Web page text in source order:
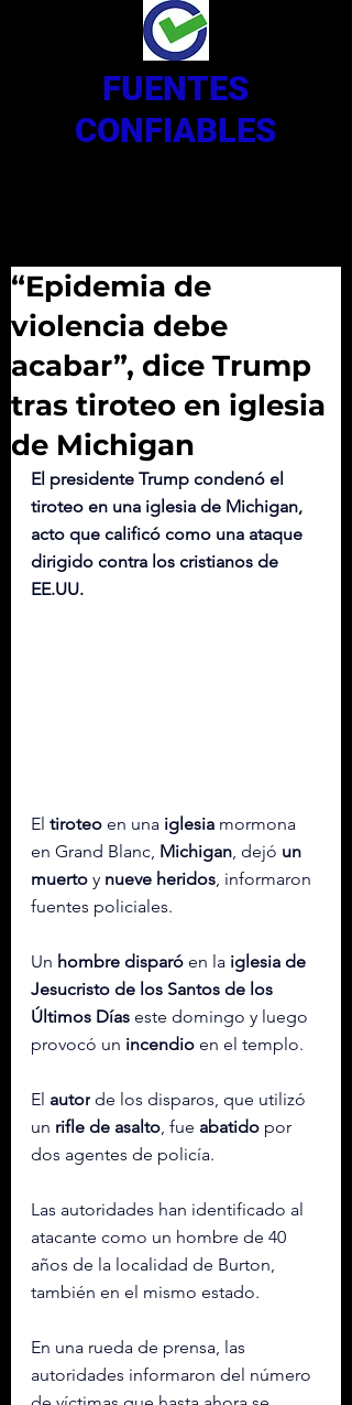
FUENTES
CONFIABLES
“Epidemia de
violencia debe
acabar”, dice Trump
tras tiroteo en iglesia
de Michigan
El presidente Trump condenó el
tiroteo en una iglesia de Michigan,
acto que calificó como una ataque
dirigido contra los cristianos de
EE.UU.
El tiroteo en una iglesia mormona
en Grand Blanc, Michigan , dejó un
muerto y nueve heridos , informaron
fuentes policiales.
Un hombre disparó en la iglesia de
Jesucristo de los Santos de los
Últimos Días este domingo y luego
provocó un incendio en el templo.
El autor de los disparos, que utilizó
un rifle de asalto , fue abatido por
dos agentes de policía.
Las autoridades han identificado al
atacante como un hombre de 40
años de la localidad de Burton,
también en el mismo estado.
En una rueda de prensa, las
autoridades informaron del número